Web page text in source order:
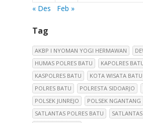
« Des
Feb »
Tag
AKBP I NYOMAN YOGI HERMAWAN
HUMAS POLRES BATU
KAPOLRES
KASPOLRES BATU
KOTA WISATA BATU
POLRES BATU
POLRESTA SIDOARJO
POLSEK JUNREJO
POLSEK NGANTANG
SATLANTAS POLRES BATU